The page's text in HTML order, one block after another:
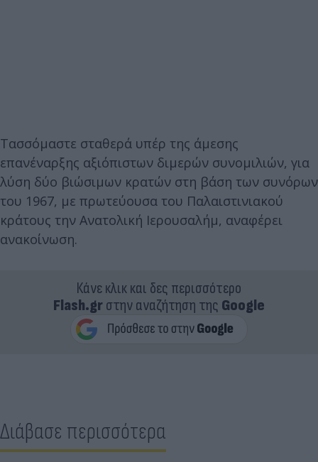
Τασσόμαστε σταθερά υπέρ της άμεσης
επανέναρξης αξιόπιστων διμερών συνομιλιών, για
λύση δύο βιώσιμων κρατών στη βάση των συνόρων
του 1967, με πρωτεύουσα του Παλαιστινιακού
κράτους την Ανατολική Ιερουσαλήμ, αναφέρει
ανακοίνωση.
Κάνε κλικ και δες περισσότερο
Flash.grστην αναζήτηση της Google
Διάβασε περισσότερα